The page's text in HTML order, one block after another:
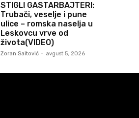
STIGLI GASTARBAJTERI:
Trubači, veselje i pune
ulice – romska naselja u
Leskovcu vrve od
života(VIDEO)
Zoran Saitović - avgust 5, 2026